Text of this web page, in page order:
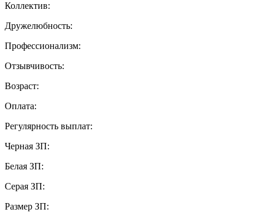
Коллектив:
Дружелюбность:
Профессионализм:
Отзывчивость:
Возраст:
Оплата:
Регулярность выплат:
Черная ЗП:
Белая ЗП:
Серая ЗП:
Размер ЗП: